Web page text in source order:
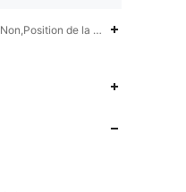
Non,Position de la circonférence